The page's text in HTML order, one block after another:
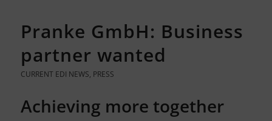
Pranke GmbH: Business
partner wanted
CURRENT EDI NEWS, PRESS
Achieving more together